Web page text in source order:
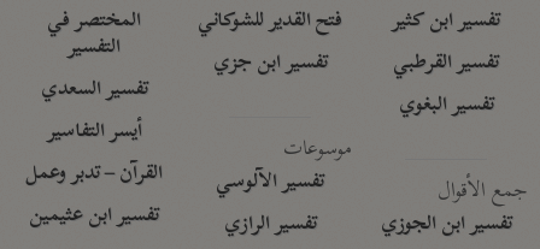
تفسير ابن كثير
تفسير القرطبي
تفسير البغوي
جمع الأقوال
تفسير ابن الجوزي
فتح القدير للشوكاني
تفسير ابن جزي
موسوعات
تفسير الآلوسي
تفسير الرازي
المختصر في
التفسير
تفسير السعدي
أيسر التفاسير
القرآن – تدبر وعمل
تفسير ابن عثيمين